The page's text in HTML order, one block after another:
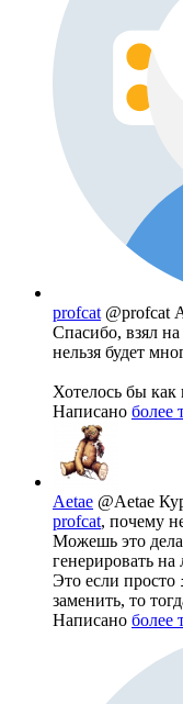
profcat @profcat
Спасибо, взял
нельзя будет
Хотелось бы как
Написано более
Aetae @Aetae
profcat, почему
Можешь это
генерировать на
Это если просто
заменить, то
Написано более